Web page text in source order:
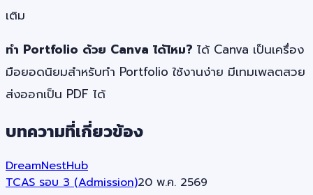
เติม
ทำ Portfolio ด้วย Canva ได้ไหม? ได้ Canva เป็นเครื่อง
มือยอดนิยมสำหรับทำ Portfolio ใช้งานง่าย มีเทมเพลตสวย
ส่งออกเป็น PDF ได้
บทความที่เกี่ยวข้อง
DreamNestHub
TCAS รอบ 3 (Admission)20 พ.ค. 2569